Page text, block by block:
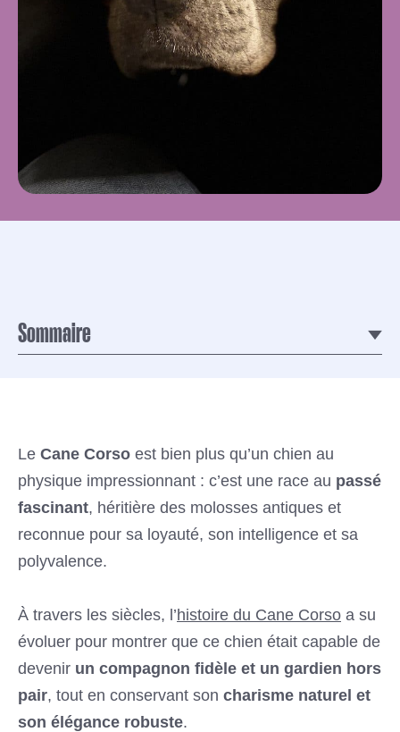
Sommaire
Le Cane Corso est bien plus qu’un chien au
physique impressionnant : c’est une race au passé
fascinant, héritière des molosses antiques et
reconnue pour sa loyauté, son intelligence et sa
polyvalence.
À travers les siècles, l’histoire du Cane Corso a su
évoluer pour montrer que ce chien était capable de
devenir un compagnon fidèle et un gardien hors
pair, tout en conservant son charisme naturel et
son élégance robuste.